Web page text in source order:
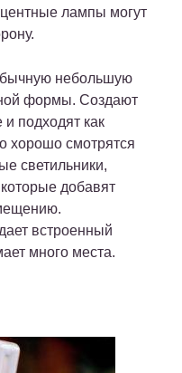
лампы могут
небольшую
формы. Создают
подходят как
хорошо смотрятся
светильники,
добавят
встроенный
много места.